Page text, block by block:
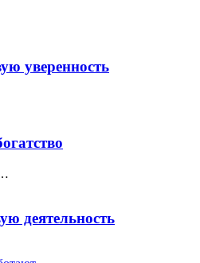
уверенность
деятельность